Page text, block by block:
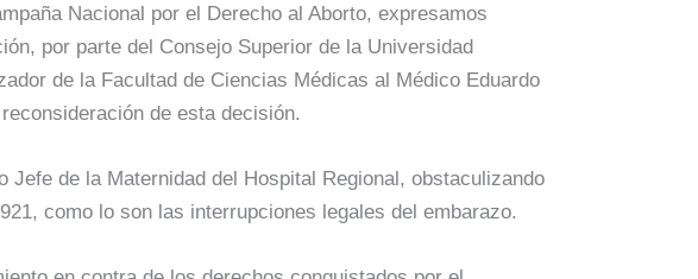
Nacional por el Derecho al Aborto, expresamos
por parte del Consejo Superior de la Universidad
de la Facultad de Ciencias Médicas al Médico Eduardo
de esta decisión.
Jefe de la Maternidad del Hospital Regional, obstaculizando
como lo son las interrupciones legales del embarazo.